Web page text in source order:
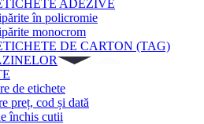
ADEZIVE
în policromie
monocrom
DE CARTON (TAG)
de etichete
preț, cod și dată
închis cutii